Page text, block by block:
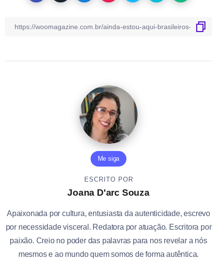
Me siga
ESCRITO POR
Joana D'arc Souza
Apaixonada por cultura, entusiasta da autenticidade, escrevo
por necessidade visceral. Redatora por atuação. Escritora por
paixão. Creio no poder das palavras para nos revelar a nós
mesmos e ao mundo quem somos de forma autêntica.